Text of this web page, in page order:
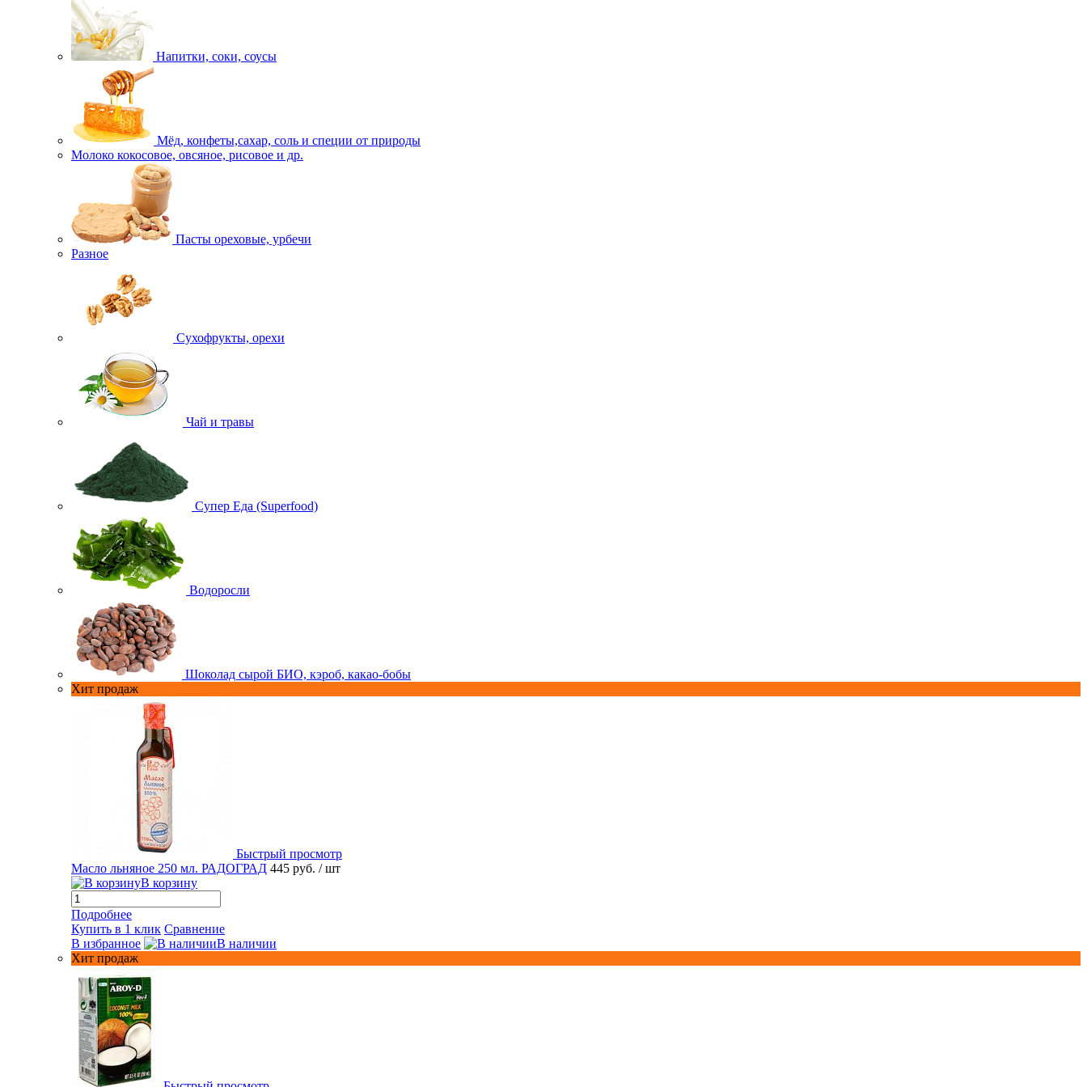
Напитки, соки, соусы
Мёд, конфеты,сахар, соль и специи от природы
Молоко кокосовое, овсяное, рисовое и др.
Пасты ореховые, урбечи
Разное
Сухофрукты, орехи
Чай и травы
Супер Еда (Superfood)
Водоросли
Шоколад сырой БИО, кэроб, какао-бобы
Хит продаж
Быстрый просмотр
Масло льняное 250 мл. РАДОГРАД 445 руб. / шт
В корзину
Подробнее
Купить в 1 клик Сравнение
В избранное
В наличии
Хит продаж